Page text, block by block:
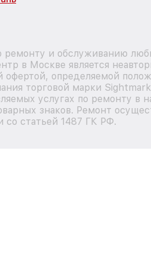
ремонту и обслуживанию
в Москве является
офертой, определяемой
торговой марки
услугах по ремонту в
знаков. Ремонт
со статьей 1487 ГК РФ.